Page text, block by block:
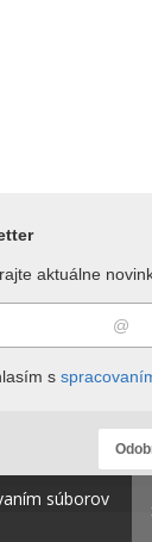
aktuálne
s
súborov